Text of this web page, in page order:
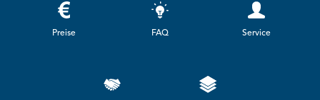
Preise FAQ Service